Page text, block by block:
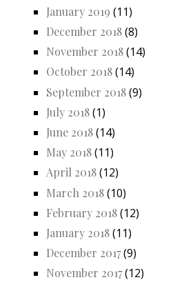
January 2019 (11)
December 2018(8)
November 2018(14)
October 2018(14)
September 2018(9)
July 2018(1)
June 2018(14)
May 2018(11)
April 2018(12)
March 2018(10)
February 2018(12)
January 2018(11)
December 2017(9)
November 2017(12)